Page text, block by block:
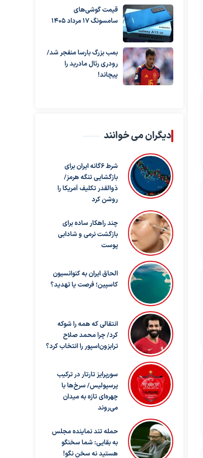
قیمت گوشی‌های
سامسونگ 17 مرداد 1405
بمب بزرگ بارسا منفجر شد/
رودری رئال مادرید را
پیچاند!
دیگران می خوانند
شرط ۶گانه ایران برای
بازگشایی تنگه هرمز/
ذوالقدر تکلیف آمریکا را
روشن کرد
چند راهکار ساده برای
بازگشت نرمی و شادابی
پوست
الحاق ایران به کنوانسیون
کاسپین؛ فرصت یا تهدید؟
انتقالی که همه را شوکه
کرد/ چرا محمد صلاح
ترابزون‌اسپور را انتخاب کرد؟
سورپرایز تارتار در ترکیب
پرسپولیس/ سرخ‌ها با
چهره‌ای تازه به میدان
می‌روند
حمله تند نماینده مجلس
به بقایی: شما سخنگو
هستید نه سخن نگو!